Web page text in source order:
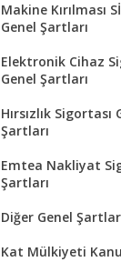
Makine Kırılması
Genel Şartları
Elektronik Cihaz
Genel Şartları
Hırsızlık Sigortası
Şartları
Emtea Nakliyat
Şartları
Diğer Genel Şartlar
Kat Mülkiyeti